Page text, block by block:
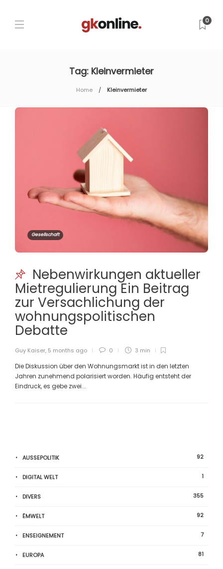
0
Tag: Kleinvermieter
Home Kleinvermieter
Gesellschaft
Nebenwirkungen aktueller
Mietregulierung Ein Beitrag
zur Versachlichung der
wohnungspolitischen
Debatte
Guy Kaiser, 5 months ago 0 3 min
Die Diskussion über den Wohnungsmarkt ist in den letzten
Jahren zunehmend polarisiert worden. Häufig entsteht der
Eindruck, es gebe zwei...
AUSSEPOLITIK 92
DIGITAL WELT 1
DIVERS 355
ËMWELT 92
ENSEIGNEMENT 7
EUROPA 81